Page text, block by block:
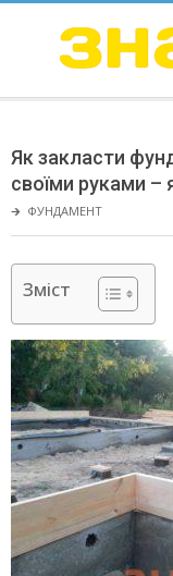
ЗНАЮ
Menu
Як закласти
своїми руками –
🡲 ФУНДАМЕНТ
Зміст